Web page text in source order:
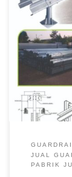
Harga
Kalimantan
TKDN E
keselamatan
dan area
mengurangi
menjadi
JUAL
PABRIK